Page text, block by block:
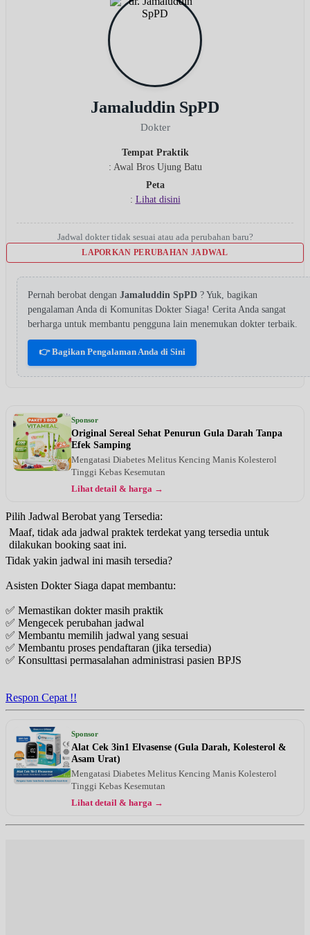
Jamaluddin SpPD
Dokter
Tempat Praktik
: Awal Bros Ujung Batu
Peta
: Lihat disini
Jadwal dokter tidak sesuai atau ada perubahan baru?
LAPORKAN PERUBAHAN JADWAL
Pernah berobat dengan Jamaluddin SpPD ? Yuk, bagikan
pengalaman Anda di Komunitas Dokter Siaga! Cerita Anda sangat
berharga untuk membantu pengguna lain menemukan dokter terbaik.
👉 Bagikan Pengalaman Anda di Sini
Sponsor
Original Sereal Sehat Penurun Gula Darah Tanpa
Efek Samping
Mengatasi Diabetes Melitus Kencing Manis Kolesterol
Tinggi Kebas Kesemutan
Lihat detail & harga →
Pilih Jadwal Berobat yang Tersedia:
Maaf, tidak ada jadwal praktek terdekat yang tersedia untuk
dilakukan booking saat ini.
Tidak yakin jadwal ini masih tersedia?
Asisten Dokter Siaga dapat membantu:
✅ Memastikan dokter masih praktik
✅ Mengecek perubahan jadwal
✅ Membantu memilih jadwal yang sesuai
✅ Membantu proses pendaftaran (jika tersedia)
✅ Konsulttasi permasalahan administrasi pasien BPJS
Respon Cepat !!
Sponsor
Alat Cek 3in1 Elvasense (Gula Darah, Kolesterol &
Asam Urat)
Mengatasi Diabetes Melitus Kencing Manis Kolesterol
Tinggi Kebas Kesemutan
Lihat detail & harga →